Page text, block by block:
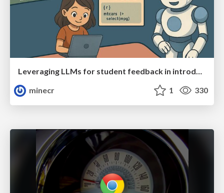
Leveraging LLMs for student feedback in introductory data science courses - posit::conf(2025)
minecr
1 330